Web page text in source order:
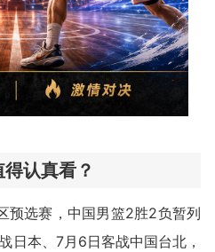
认真看？
预选赛，中国男篮2胜2负暂列
日本、7月6日客战中国台北，